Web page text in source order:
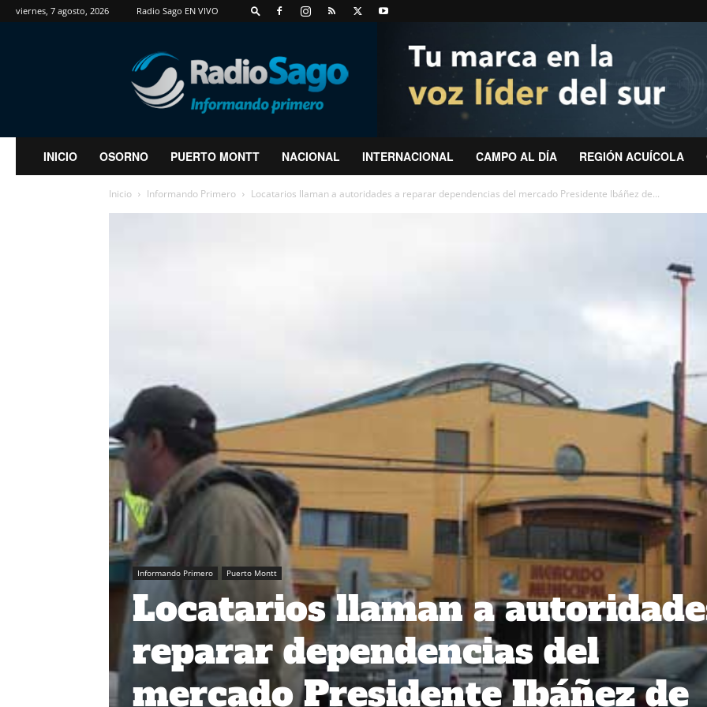
viernes, 7 agosto, 2026 Radio Sago EN VIVO
RadioSago
INICIO OSORNO PUERTO MONTT NACIONAL INTERNACIONAL CAMPO AL DÍA REGIÓN ACUÍCOLA
Inicio Informando Primero Locatarios llaman a autoridades a reparar dependencias del mercado Presidente Ibáñez de...
Informando Primero Puerto Montt
Locatarios llaman a
reparar dependencias del
mercado Presidente Ibáñez de